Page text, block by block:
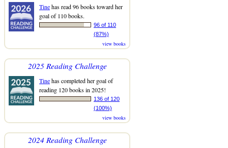
Tinehas read 96 books toward her
goal of 110 books.
96 of 110
(87%)
view books
2025 Reading Challenge
Tinehas completed her goal of
reading 120 books in 2025!
136 of 120
(100%)
view books
2024 Reading Challenge